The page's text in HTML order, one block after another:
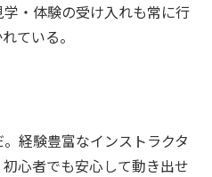
・体験の受け入れも常に行
ている。
経験豊富なインストラクタ
心者でも安心して動き出せ